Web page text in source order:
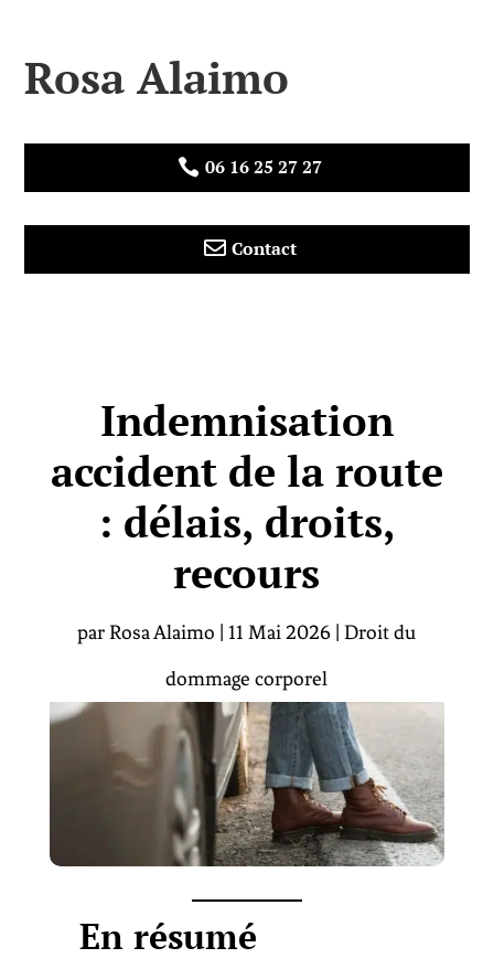
Rosa Alaimo
 06 16 25 27 27
 Contact
Indemnisation
accident de la route
: délais, droits,
recours
parRosa Alaimo |11 Mai 2026 |Droit du
dommage corporel
En résumé